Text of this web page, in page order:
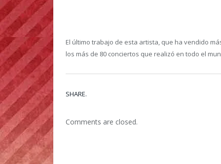
El último trabajo de esta artista, que ha vendido
los más de 80 conciertos que realizó en todo el
SHARE.
Comments are closed.